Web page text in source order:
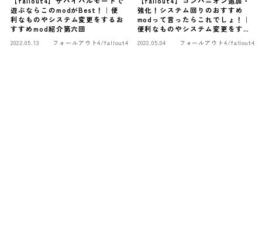
遊ぶならこのmodがBest！｜便
利なものやシステム変更をするお
すすめmod紹介第六回
2022.05.13 フォールアウト4/fallout4
強化！システム回りのおすすめ
modって言ったらこれでしょ！｜
便利なものやシステム変更をする
2022.05.04 フォールアウト4/fallout4